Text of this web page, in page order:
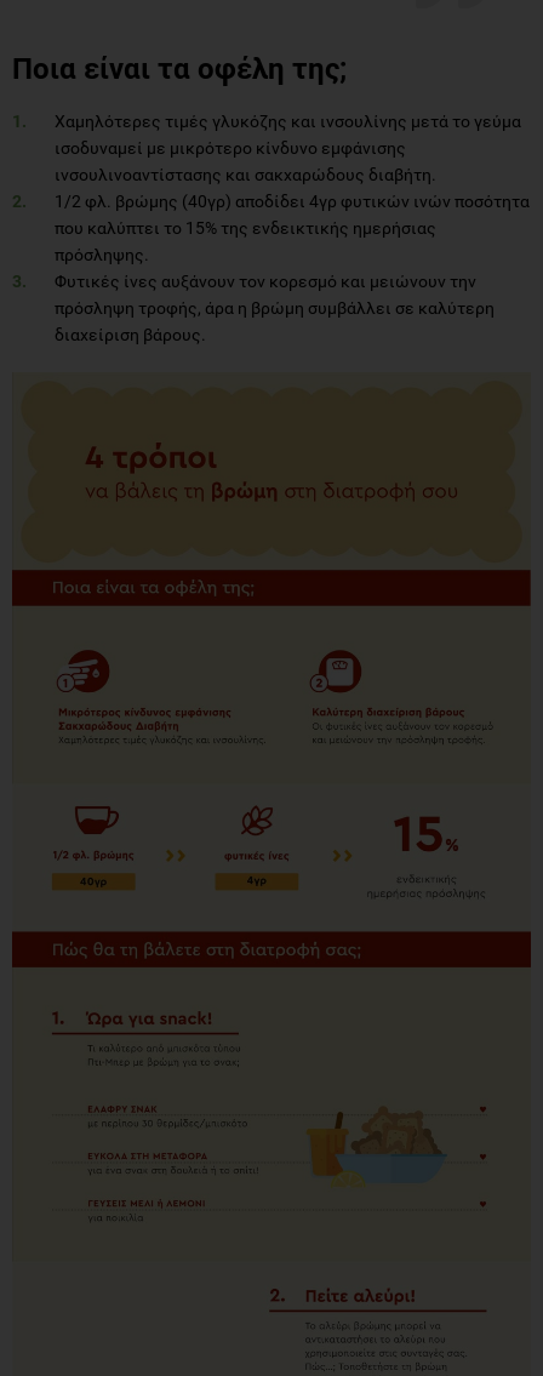
Ποια είναι τα οφέλη της;
Χαμηλότερες τιμές γλυκόζης και ινσουλίνης μετά το γεύμα
ισοδυναμεί με μικρότερο κίνδυνο εμφάνισης
ινσουλινοαντίστασης και σακχαρώδους διαβήτη.
1/2 φλ. βρώμης (40γρ) αποδίδει 4γρ φυτικών ινών ποσότητα
που καλύπτει το 15% της ενδεικτικής ημερήσιας
πρόσληψης.
Φυτικές ίνες αυξάνουν τον κορεσμό και μειώνουν την
πρόσληψη τροφής, άρα η βρώμη συμβάλλει σε καλύτερη
διαχείριση βάρους.